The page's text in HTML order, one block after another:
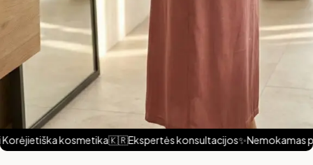
kosmetika🇰🇷Ekspertės konsultacijos✨Nemokamas